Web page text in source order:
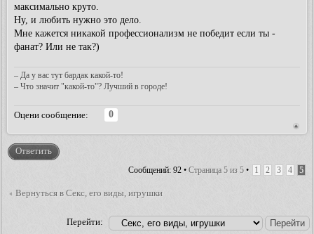
максимально круто.
Ну, и любить нужно это дело.
Мне кажется никакой профессионализм не победит если ты -
фанат? Или не так?)
– Да у вас тут бардак какой-то!
– Что значит "какой-то"? Лучший в городе!
Оцени сообщение:
0
Ответить
Сообщений: 92 • Страница 5 из 5 • 1 2 3 4 5
Вернуться в Секс, его виды, игрушки
Перейти: